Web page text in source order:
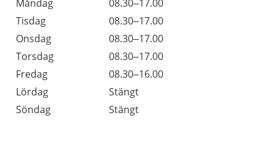
Måndag
08.30–17.00
Tisdag
08.30–17.00
Onsdag
08.30–17.00
Torsdag
08.30–17.00
Fredag
08.30–16.00
Lördag
Stängt
Söndag
Stängt